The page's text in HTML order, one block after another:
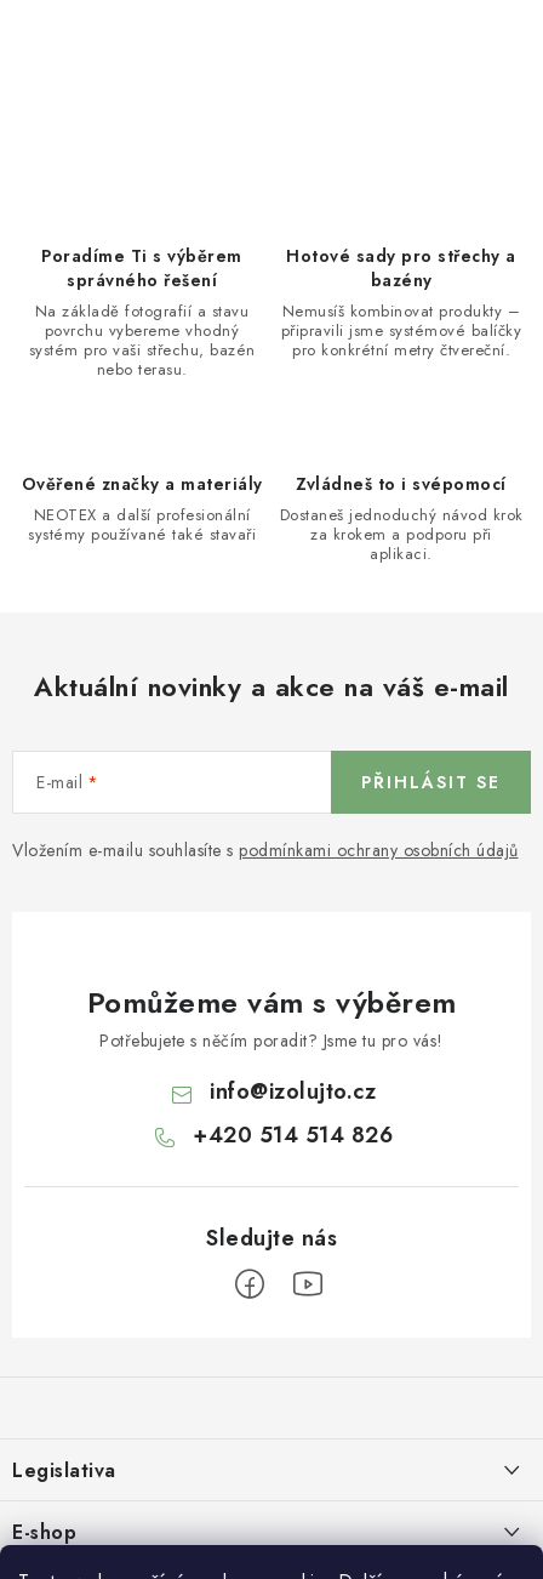
Poradíme Ti s výběrem
správného řešení
Na základě fotografií a stavu
povrchu vybereme vhodný
systém pro vaši střechu, bazén
nebo terasu.
Hotové sady pro střechy a
bazény
Nemusíš kombinovat produkty –
připravili jsme systémové balíčky
pro konkrétní metry čtvereční.
Ověřené značky a materiály
NEOTEX a další profesionální
systémy používané také stavaři
Zvládneš to i svépomocí
Dostaneš jednoduchý návod krok
za krokem a podporu při
aplikaci.
Aktuální novinky a akce na váš e-mail
E-mail
Vložením e-mailu souhlasíte s podmínkami ochrany osobních údajů
PŘIHLÁSIT SE
Pomůžeme vám s výběrem
Potřebujete s něčím poradit? Jsme tu pro vás!
info@izolujto.cz
+420 514 514 826
aLegislativa
Zásady používání cookies
E-shop